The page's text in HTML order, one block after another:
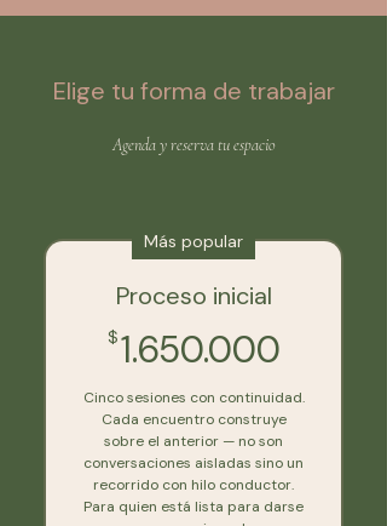
Elige tu forma de trabajar
Agenda y reserva tu espacio
Más popular
Proceso inicial
$1.650.000
Cinco sesiones con continuidad.
Cada encuentro construye
sobre el anterior — no son
conversaciones aisladas sino un
recorrido con hilo conductor.
Para quien está lista para darse